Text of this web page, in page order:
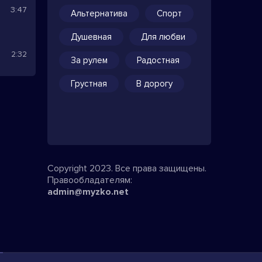
3:47
2:32
Альтернатива Спорт
Душевная Для любви
За рулем Радостная
Грустная В дорогу
Copyright 2023. Все права защищены.
Правообладателям:
admin@myzko.net